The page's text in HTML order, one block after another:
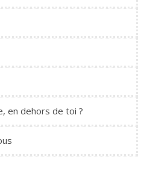
en dehors de toi ?